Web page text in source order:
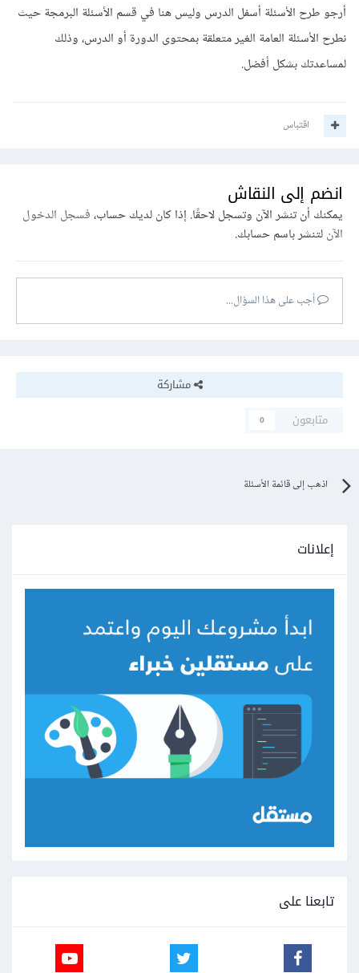
أرجو طرح الأسئلة أسفل الدرس وليس هنا في قسم الأسئلة البرمجة حيث
نطرح الأسئلة العامة الغير متعلقة بمحتوى الدورة أو الدرس، وذلك
لمساعدتك بشكل أفضل.
اقتباس
انضم إلى النقاش
يمكنك أن تنشر الآن وتسجل لاحقًا. إذا كان لديك حساب،فسجل الدخول
الآنلتنشر باسم حسابك.
أجب على هذا السؤال...
مشاركة
متابعون
0
اذهب إلى قائمة الأسئلة
إعلانات
تابعنا على